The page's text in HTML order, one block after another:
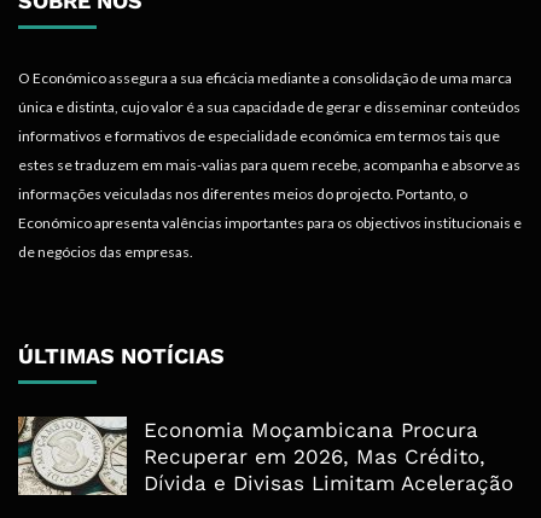
O Económico assegura a sua eficácia mediante a consolidação de uma marca
única e distinta, cujo valor é a sua capacidade de gerar e disseminar conteúdos
informativos e formativos de especialidade económica em termos tais que
estes se traduzem em mais-valias para quem recebe, acompanha e absorve as
informações veiculadas nos diferentes meios do projecto. Portanto, o
Económico apresenta valências importantes para os objectivos institucionais e
de negócios das empresas.
ÚLTIMAS NOTÍCIAS
Economia Moçambicana Procura
Recuperar em 2026, Mas Crédito,
Dívida e Divisas Limitam Aceleração